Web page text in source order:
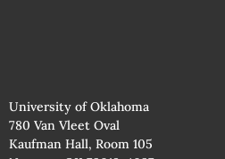
University of Oklahoma
780 Van Vleet Oval
Kaufman Hall, Room 105